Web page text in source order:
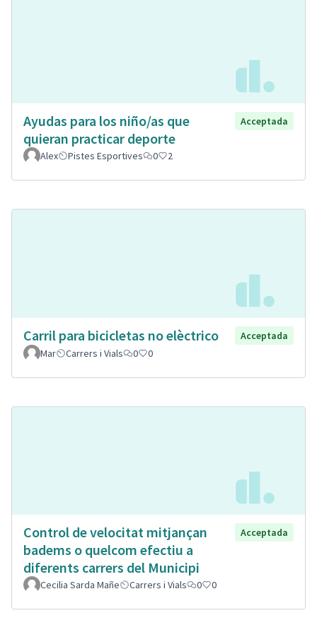
Ayudas para los niño/as que
quieran practicar deporte
Acceptada
Alex Pistes Esportives 0 2
Carril para bicicletas no elèctrico
Acceptada
Mar
Carrers i Vials 0 0
Control de velocitat mitjançan
badems o quelcom efectiu a
diferents carrers del Municipi
Acceptada
Cecilia Sarda Mañe Carrers i Vials 0 0